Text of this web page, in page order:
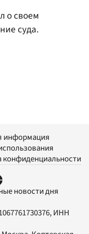
о своем
суда.
информация
конфиденциальности
новости дня
ИНН